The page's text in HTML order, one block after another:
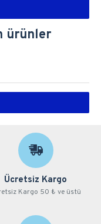
ürünler
Ücretsiz Kargo
Kargo 50 ₺ ve üstü